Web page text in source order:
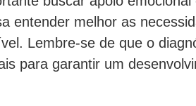
entender melhor as
Lembre-se de que o
para garantir um